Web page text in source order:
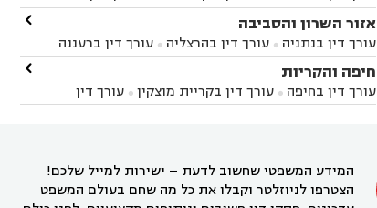
באשקלון
עורך דין בבאר טוביה עורך דין בגן יבנה
עורך דין בניר הבנים עורך דין בערד
זיקים
עורך דין בנתיבות עורך דין בקרית מלאכי
אזור השרון והסביבה
עורך דין בנתניה  עורך דין בהרצליה  עורך דין ברעננה
עורך דין בחדרה עורך דין בכפר סבא
עורך דין בהוד
השרון
עורך דין באבן יהודה
עורך דין בחריש עורך דין בקיסריה עורך דין בקדימה

חיפה והקריות
עורך דין בחיפה  עורך דין בקריית מוצקין 
עורך דין
בקרית מוצקין
עורך דין בקריית אתא
עורך דין

המידע המשפטי שחשוב לדעת – ישירות למייל שלכם!
הצטרפו לניוזלטר וקבלו את כל מה שחם בעולם המשפט